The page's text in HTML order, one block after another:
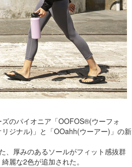
のパイオニア「OOFOS®(ウーフォ
ジナル)」と「OOahh(ウーアー)」の新
厚みのあるソールがフィット感抜群
麗な2色が追加された。